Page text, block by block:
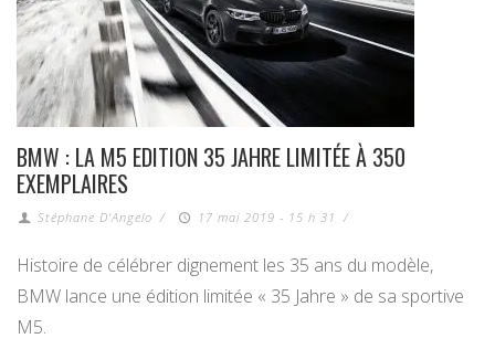
BMW : LA M5 EDITION 35 JAHRE LIMITÉE À 350
EXEMPLAIRES
Stéphane D'Angelo / 17 mai 2019 - 15 h 31 /
Histoire de célébrer dignement les 35 ans du modèle,
BMW lance une édition limitée « 35 Jahre » de sa sportive
M5.